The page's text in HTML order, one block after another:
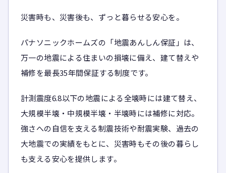
災害時も、災害後も、ずっと暮らせる安心を。
パナソニックホームズの「地震あんしん保証」は、
万一の地震による住まいの損壊に備え、建て替えや
補修を最長35年間保証する制度です。
計測震度6.8以下の地震による全壊時には建て替え、
大規模半壊・中規模半壊・半壊時には補修に対応。
強さへの自信を支える制震技術や耐震実験、過去の
大地震での実績をもとに、災害時もその後の暮らし
も支える安心を提供します。